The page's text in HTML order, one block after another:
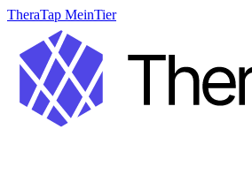
TheraTap MeinTier